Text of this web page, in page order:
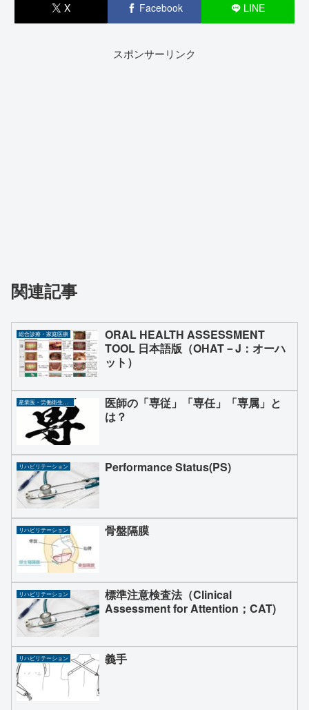
X Facebook LINE
スポンサーリンク
関連記事
総合診療・家庭医療
ORAL HEALTH ASSESSMENT
TOOL 日本語版（OHAT－J：オーハ
ット）
医師の「専従」「専任」「専属」と
は？
リハビリテーション Performance Status(PS)
リハビリテーション 骨盤隔膜
リハビリテーション
標準注意検査法（Clinical
Assessment for Attention；CAT)
リハビリテーション 義手